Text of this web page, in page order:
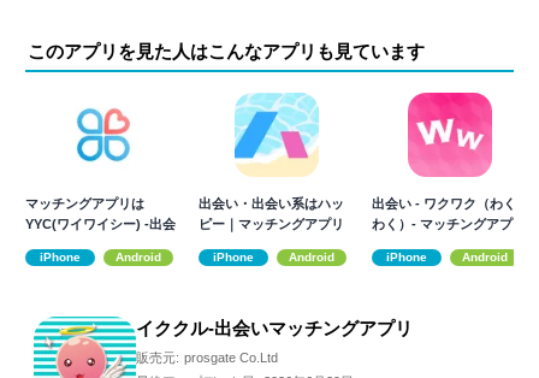
このアプリを見た人はこんなアプリも見ています
マッチングアプリは
YYC(ワイワイシー) -出会
iPhone Android
出会い・出会い系はハッ
ピー｜マッチングアプリ
iPhone Android
出会い - ワクワク（わく
わく）- マッチングアプリ
iPhone Android
イククル-出会いマッチングアプリ
販売元: prosgate Co.Ltd